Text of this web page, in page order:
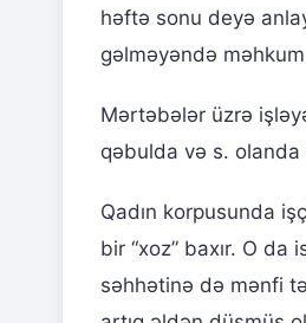
həftə sonu deyə
gəlməyəndə
Mərtəbələr üzrə
qəbulda və s. olanda
Qadın korpusunda
bir “xoz” baxır. O
səhhətinə də mənfi